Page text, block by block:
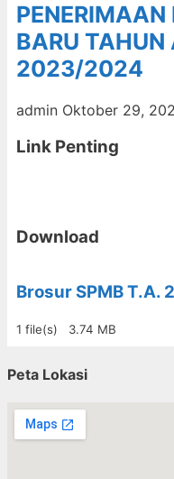
PENERIMAAN
BARU TAHUN
2023/2024
admin Oktober 29,
Link Penting
Download
Brosur SPMB T.A.
1 file(s) 3.74 MB
Peta Lokasi